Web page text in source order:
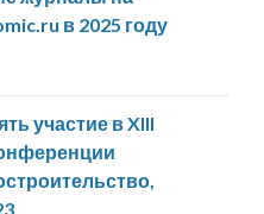
в 2025 году
участие в XIII